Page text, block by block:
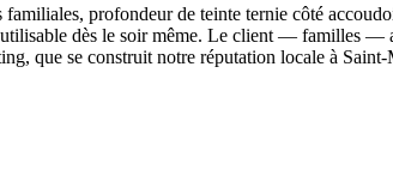
profondeur de teinte ternie côté
dès le soir même. Le client — familles —
que se construit notre réputation locale à Saint-